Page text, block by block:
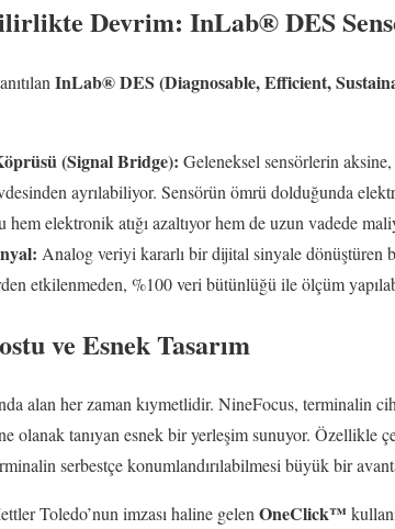
Devrim: InLab® DES
InLab® DES (Diagnosable, Efficient,
(Signal Bridge): Geleneksel sensörlerin
ayrılabiliyor. Sensörün ömrü dolduğunda
elektronik atığı azaltıyor hem de uzun vadede
Analog veriyi kararlı bir dijital sinyale dönüştüren
etkilenmeden, %100 veri bütünlüğü ile ölçüm
ve Esnek Tasarım
alan her zaman kıymetlidir. NineFocus, terminalin
olanak tanıyan esnek bir yerleşim sunuyor. Özellikle
serbestçe konumlandırılabilmesi büyük bir
Toledo’nun imzası haline gelenOneClick™